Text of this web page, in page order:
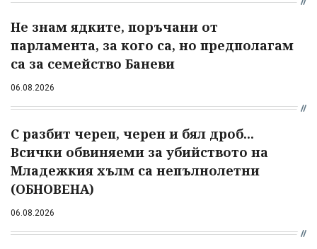
Не знам ядките, поръчани от
парламента, за кого са, но предполагам
са за семейство Баневи
06.08.2026
С разбит череп, черен и бял дроб...
Всички обвиняеми за убийството на
Младежкия хълм са непълнолетни
(ОБНОВЕНА)
06.08.2026